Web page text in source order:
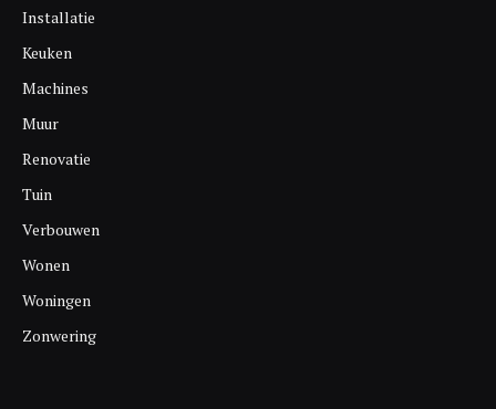
Installatie
Keuken
Machines
Muur
Renovatie
Tuin
Verbouwen
Wonen
Woningen
Zonwering